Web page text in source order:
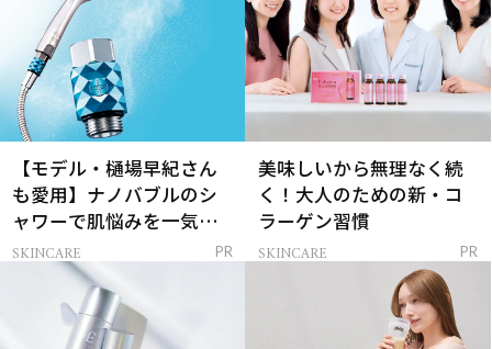
【モデル・樋場早紀さん
も愛用】ナノバブルのシ
ャワーで肌悩みを一気に
解決
SKINCARE PR
美味しいから無理なく続
く！大人のための新・コ
ラーゲン習慣
SKINCARE PR